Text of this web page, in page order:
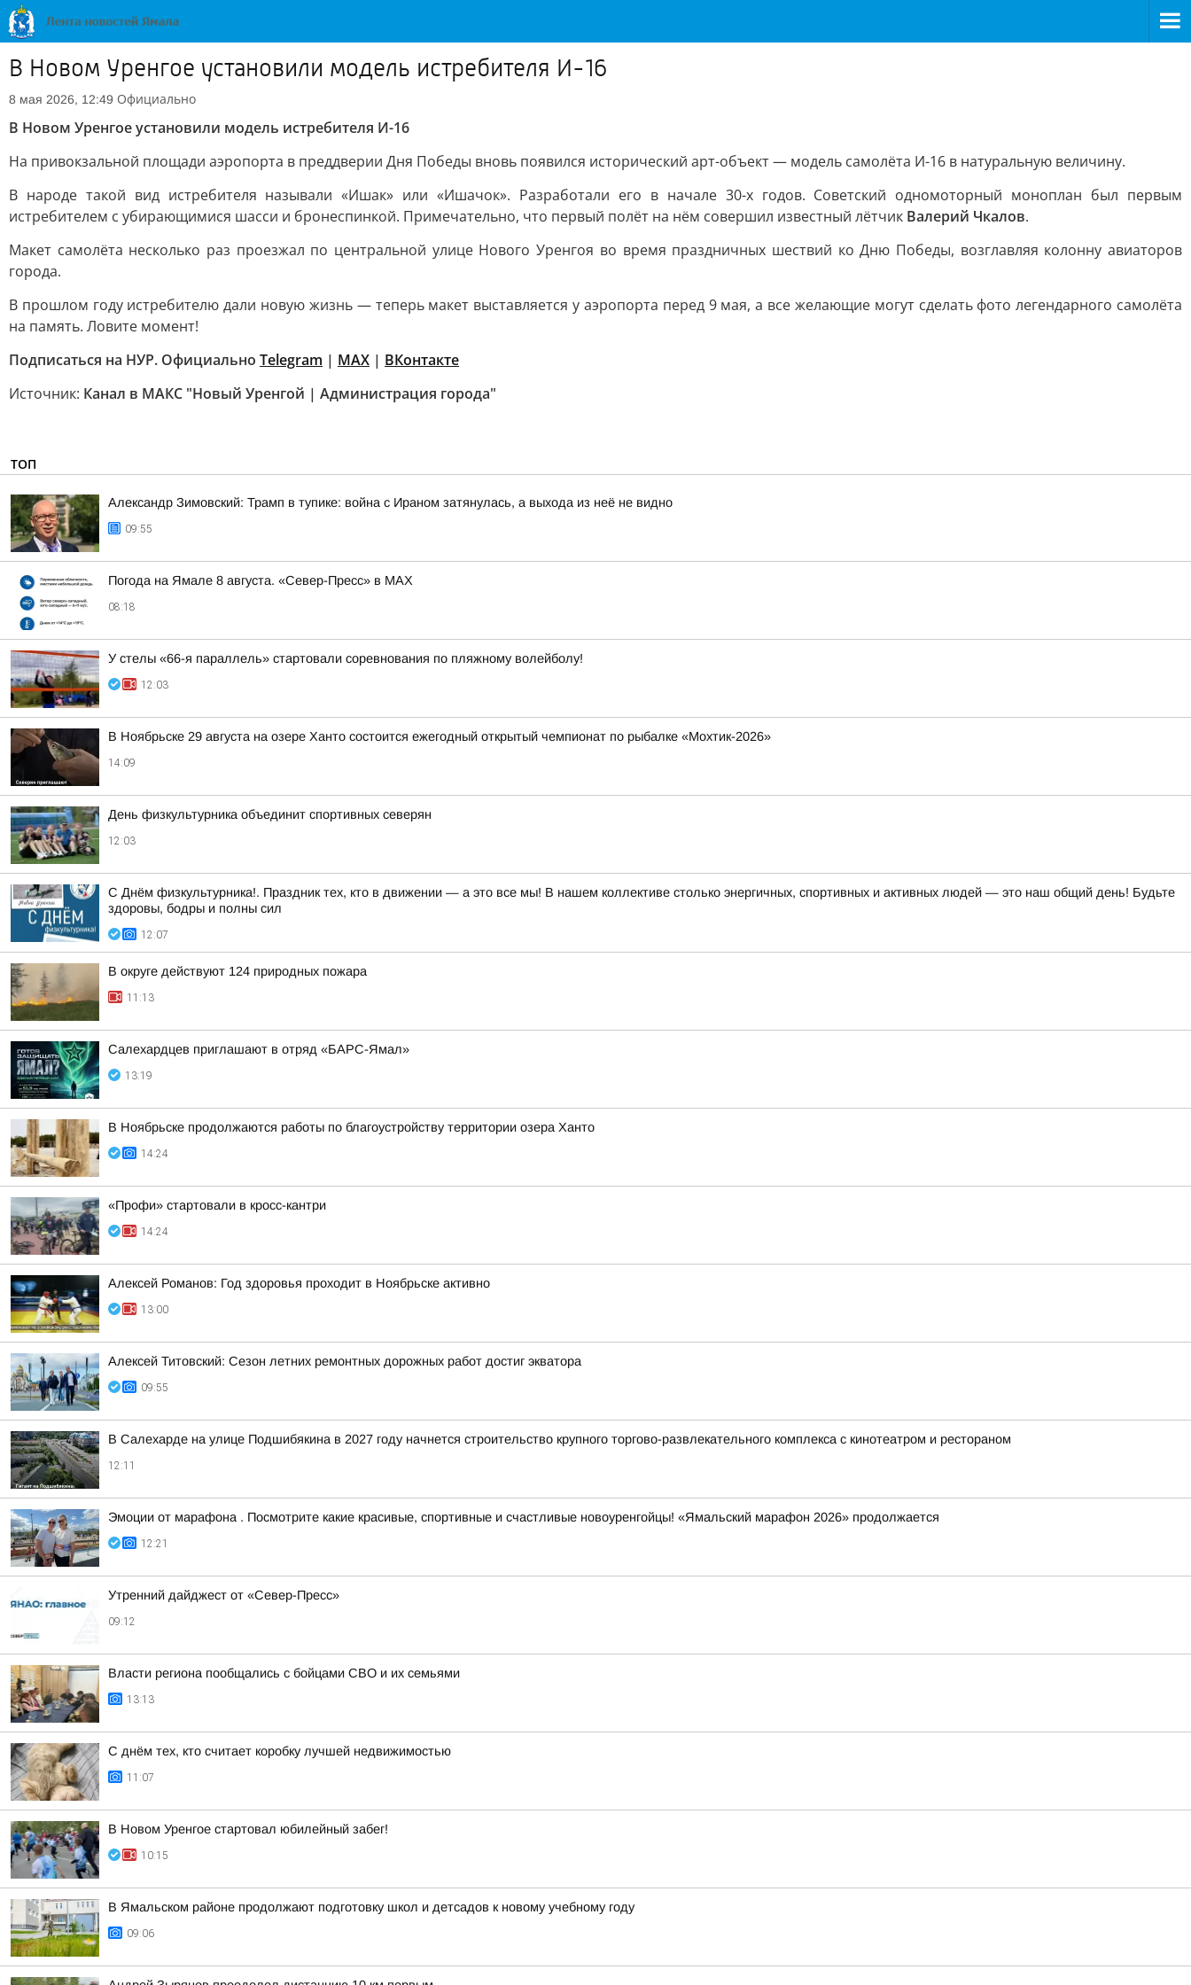
В Новом Уренгое установили модель истребителя И-16
8 мая 2026, 12:49 Официально
В Новом Уренгое установили модель истребителя И-16
На привокзальной площади аэропорта в преддверии Дня Победы вновь появился исторический арт-объект — модель самолёта И-16 в натуральную величину.
В народе такой вид истребителя называли «Ишак» или «Ишачок». Разработали его в начале 30-х годов. Советский одномоторный моноплан был первым
истребителем с убирающимися шасси и бронеспинкой. Примечательно, что первый полёт на нём совершил известный лётчик Валерий Чкалов.
Макет самолёта несколько раз проезжал по центральной улице Нового Уренгоя во время праздничных шествий ко Дню Победы, возглавляя колонну авиаторов
города.
В прошлом году истребителю дали новую жизнь — теперь макет выставляется у аэропорта перед 9 мая, а все желающие могут сделать фото легендарного самолёта
на память. Ловите момент!
Подписаться на НУР. Официально Telegram | MAХ | ВКонтакте
Источник: Канал в МАКС "Новый Уренгой | Администрация города"
ТОП
Александр Зимовский: Трамп в тупике: война с Ираном затянулась, а выхода из неё не видно
09:55
Погода на Ямале 8 августа. «Север-Пресс» в MAX
08:18
У стелы «66-я параллель» стартовали соревнования по пляжному волейболу!
12:03
В Ноябрьске 29 августа на озере Ханто состоится ежегодный открытый чемпионат по рыбалке «Мохтик-2026»
14:09
День физкультурника объединит спортивных северян
12:03
С Днём физкультурника!. Праздник тех, кто в движении — а это все мы! В нашем коллективе столько энергичных, спортивных и активных людей — это наш общий день! Будьте
здоровы, бодры и полны сил
12:07
В округе действуют 124 природных пожара
11:13
Салехардцев приглашают в отряд «БАРС-Ямал»
13:19
В Ноябрьске продолжаются работы по благоустройству территории озера Ханто
14:24
«Профи» стартовали в кросс-кантри
14:24
Алексей Романов: Год здоровья проходит в Ноябрьске активно
13:00
Алексей Титовский: Сезон летних ремонтных дорожных работ достиг экватора
09:55
В Салехарде на улице Подшибякина в 2027 году начнется строительство крупного торгово-развлекательного комплекса с кинотеатром и рестораном
12:11
Эмоции от марафона . Посмотрите какие красивые, спортивные и счастливые новоуренгойцы! «Ямальский марафон 2026» продолжается
12:21
Утренний дайджест от «Север-Пресс»
09:12
Власти региона пообщались с бойцами СВО и их семьями
13:13
С днём тех, кто считает коробку лучшей недвижимостью
11:07
В Новом Уренгое стартовал юбилейный забег!
10:15
В Ямальском районе продолжают подготовку школ и детсадов к новому учебному году
09:06